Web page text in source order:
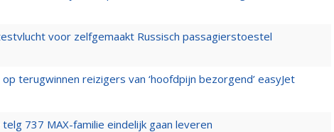
voor zelfgemaakt Russisch passagierstoestel
terugwinnen reizigers van ‘hoofdpijn bezorgend’ easyJet
737 MAX-familie eindelijk gaan leveren